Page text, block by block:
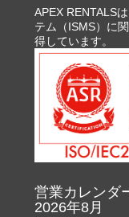
APEX RENTALS
テム（ISMS）に
得しています。
営業カレンダ
2026年8月